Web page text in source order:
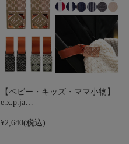
【ベビー・キッズ・ママ小物】
e.x.p.ja…
¥2,640(税込)